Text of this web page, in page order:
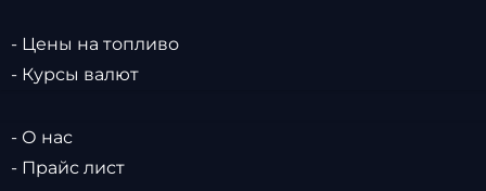
- Цены на топливо
- Курсы валют
- О нас
- Прайс лист